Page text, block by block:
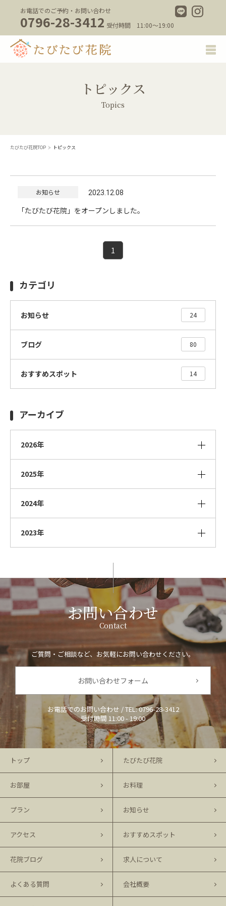
お電話でのご予約・お問い合わせ
0796-28-3412 受付時間 11:00～19:00
トピックス
Topics
たびたび花院TOP トピックス
お知らせ 2023.12.08
「たびたび花院」をオープンしました。
1
カテゴリ
お知らせ 24
ブログ 80
おすすめスポット 14
アーカイブ
2026年
2025年
2024年
2023年
お問い合わせ
Contact
ご質問・ご相談など、お気軽にお問い合わせください。
お問い合わせフォーム
お電話でのお問い合わせ / TEL:0796-28-3412
受付時間 11:00 - 19:00
トップ たびたび花院
お部屋 お料理
プラン お知らせ
アクセス おすすめスポット
花院ブログ 求人について
よくある質問 会社概要